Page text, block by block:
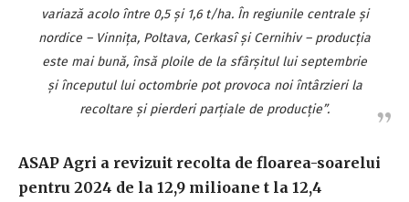
variază acolo între 0,5 și 1,6 t/ha. În regiunile centrale și
nordice – Vinnița, Poltava, Cerkasî și Cernihiv – producția
este mai bună, însă ploile de la sfârșitul lui septembrie
și începutul lui octombrie pot provoca noi întârzieri la
recoltare și pierderi parțiale de producție”.
ASAP Agri a revizuit recolta de floarea-soarelui
pentru 2024 de la 12,9 milioane t la 12,4